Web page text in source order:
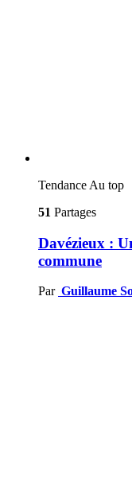
Tendance Au top
51 Partages
Davézieux :
commune
Par Guillaume